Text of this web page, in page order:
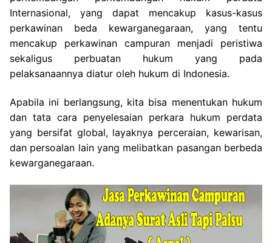
Internasional, yang dapat mencakup kasus-kasus
perkawinan beda kewarganegaraan, yang tentu
mencakup perkawinan campuran menjadi peristiwa
sekaligus perbuatan hukum yang pada
pelaksanaannya diatur oleh hukum di Indonesia.
Apabila ini berlangsung, kita bisa menentukan hukum
dan tata cara penyelesaian perkara hukum perdata
yang bersifat global, layaknya perceraian, kewarisan,
dan persoalan lain yang melibatkan pasangan berbeda
kewarganegaraan.